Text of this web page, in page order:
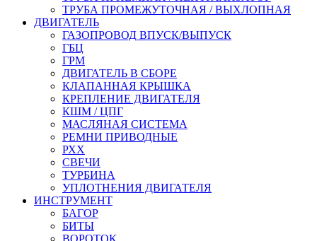
ТРУБА ПРОМЕЖУТОЧНАЯ / ВЫХЛОПНАЯ
ДВИГАТЕЛЬ
ГАЗОПРОВОД ВПУСК/ВЫПУСК
ГБЦ
ГРМ
ДВИГАТЕЛЬ В СБОРЕ
КЛАПАННАЯ КРЫШКА
КРЕПЛЕНИЕ ДВИГАТЕЛЯ
КШМ / ЦПГ
МАСЛЯНАЯ СИСТЕМА
РЕМНИ ПРИВОДНЫЕ
РХХ
СВЕЧИ
ТУРБИНА
УПЛОТНЕНИЯ ДВИГАТЕЛЯ
ИНСТРУМЕНТ
БАГОР
БИТЫ
ВОРОТОК